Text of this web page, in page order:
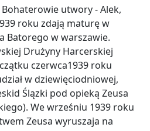
Bohaterowie utwory - Alek,
roku zdają maturę w
Batorego w warszawie.
Drużyny Harcerskiej
czerwca1939 roku
w dziewięciodniowej,
Ślązki pod opieką Zeusa
We wrześniu 1939 roku
Zeusa wyruszaja na